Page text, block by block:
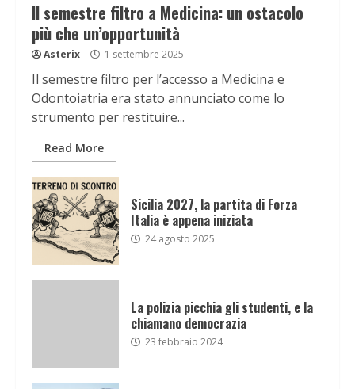
Il semestre filtro a Medicina: un ostacolo
più che un’opportunità
Asterix 1 settembre 2025
Il semestre filtro per l’accesso a Medicina e
Odontoiatria era stato annunciato come lo
strumento per restituire...
Read More
Sicilia 2027, la partita di Forza
Italia è appena iniziata
24 agosto 2025
La polizia picchia gli studenti, e la
chiamano democrazia
23 febbraio 2024